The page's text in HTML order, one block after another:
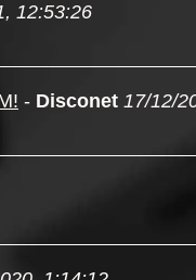
12:53:26
- Disconet 17/12/